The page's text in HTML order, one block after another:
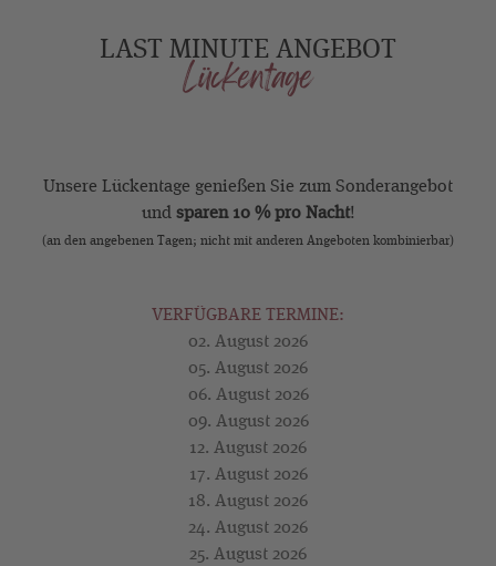
LAST MINUTE ANGEBOT
Lückentage
Unsere Lückentage genießen Sie zum Sonderangebot
undsparen 10 % pro Nacht!
(an den angebenen Tagen; nicht mit anderen Angeboten kombinierbar)
VERFÜGBARE TERMINE:
02. August 2026
05. August 2026
06. August 2026
09. August 2026
12. August 2026
17. August 2026
18. August 2026
24. August 2026
25. August 2026